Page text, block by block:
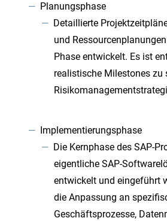
Planungsphase
Detaillierte
und
Phase entwickelt. Es ist
realistische Milestones zu
Implementierungsphase
Die Kernphase des SAP-
eigentliche SAP-
entwickelt und eingeführt
die Anpassung an
Geschäftsprozesse,